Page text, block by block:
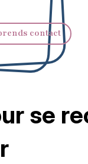
contact
se